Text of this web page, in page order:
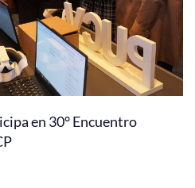
en 30° Encuentro